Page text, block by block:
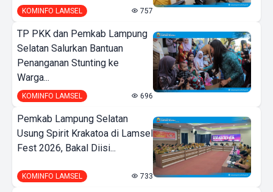
KOMINFO LAMSEL 757
TP PKK dan Pemkab Lampung
Selatan Salurkan Bantuan
Penanganan Stunting ke
Warga...
KOMINFO LAMSEL 696
Pemkab Lampung Selatan
Usung Spirit Krakatoa di Lamsel
Fest 2026, Bakal Diisi...
KOMINFO LAMSEL 733